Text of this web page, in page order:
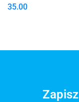
35.00